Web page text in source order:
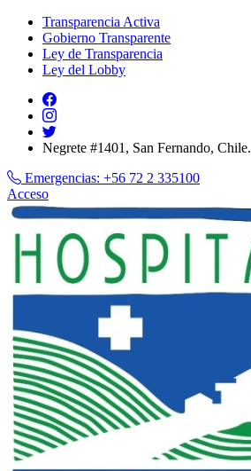
Transparencia Activa
Gobierno Transparente
Ley de Transparencia
Ley del Lobby
Negrete #1401, San Fernando, Chile.
Emergencias: +56 72 2 335100
Acceso